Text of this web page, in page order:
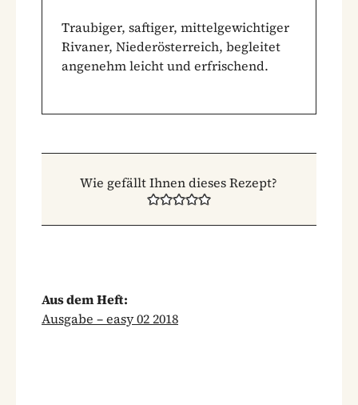
Traubiger, saftiger, mittelgewichtiger
Rivaner, Niederösterreich, begleitet
angenehm leicht und erfrischend.
Wie gefällt Ihnen dieses Rezept?
Aus dem Heft:
Ausgabe – easy 02 2018